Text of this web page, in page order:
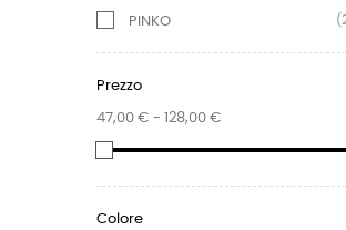
PINKO
Prezzo
47,00 € - 128,00 €
Colore